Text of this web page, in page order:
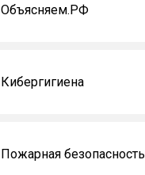
Объясняем.РФ
Кибергигиена
Пожарная безопасность